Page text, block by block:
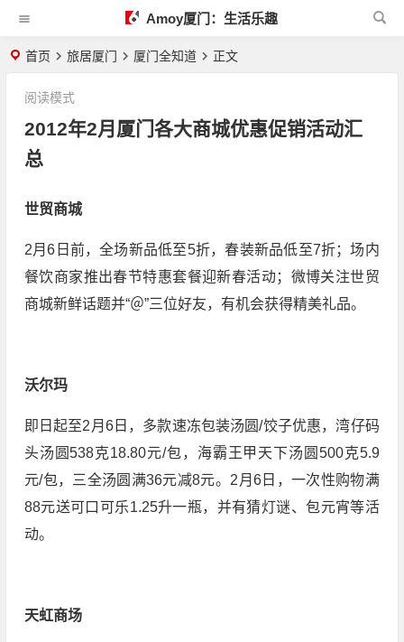
Amoy厦门：生活乐趣
首页 旅居厦门 厦门全知道 正文
2012年2月厦门各大商城优惠促销活动汇
总
阅读模式
世贸商城
2月6日前，全场新品低至5折，春装新品低至7折；场内
餐饮商家推出春节特惠套餐迎新春活动；微博关注世贸
商城新鲜话题并“＠”三位好友，有机会获得精美礼品。
沃尔玛
即日起至2月6日，多款速冻包装汤圆/饺子优惠，湾仔码
头汤圆538克18.80元/包，海霸王甲天下汤圆500克5.9
元/包，三全汤圆满36元减8元。2月6日，一次性购物满
88元送可口可乐1.25升一瓶，并有猜灯谜、包元宵等活
动。
天虹商场